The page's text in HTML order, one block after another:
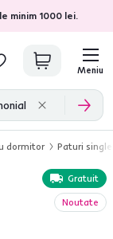
minim 1000 lei.
Meniu
dormitor Paturi single
Gratuit
Noutate